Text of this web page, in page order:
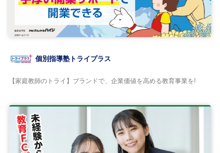
個別指導塾トライプラス
【家庭教師のトライ】ブランドで、企業価値を高める教育事業を!